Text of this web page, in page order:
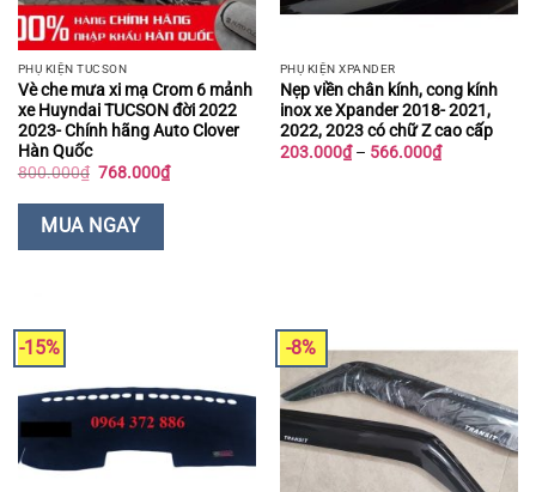
PHỤ KIỆN TUCSON
Vè che mưa xi mạ Crom 6 mảnh
xe Huyndai TUCSON đời 2022
2023- Chính hãng Auto Clover
Hàn Quốc
800.000₫ Giá
là:
800.000₫.
768.000₫Giá
hiện
MUA NGAY
PHỤ KIỆN XPANDER
Nẹp viền chân kính, cong kính
inox xe Xpander 2018- 2021,
2022, 2023 có chữ Z cao cấp
203.000₫ – 566.000₫Khoảng
giá:
-15% -8%